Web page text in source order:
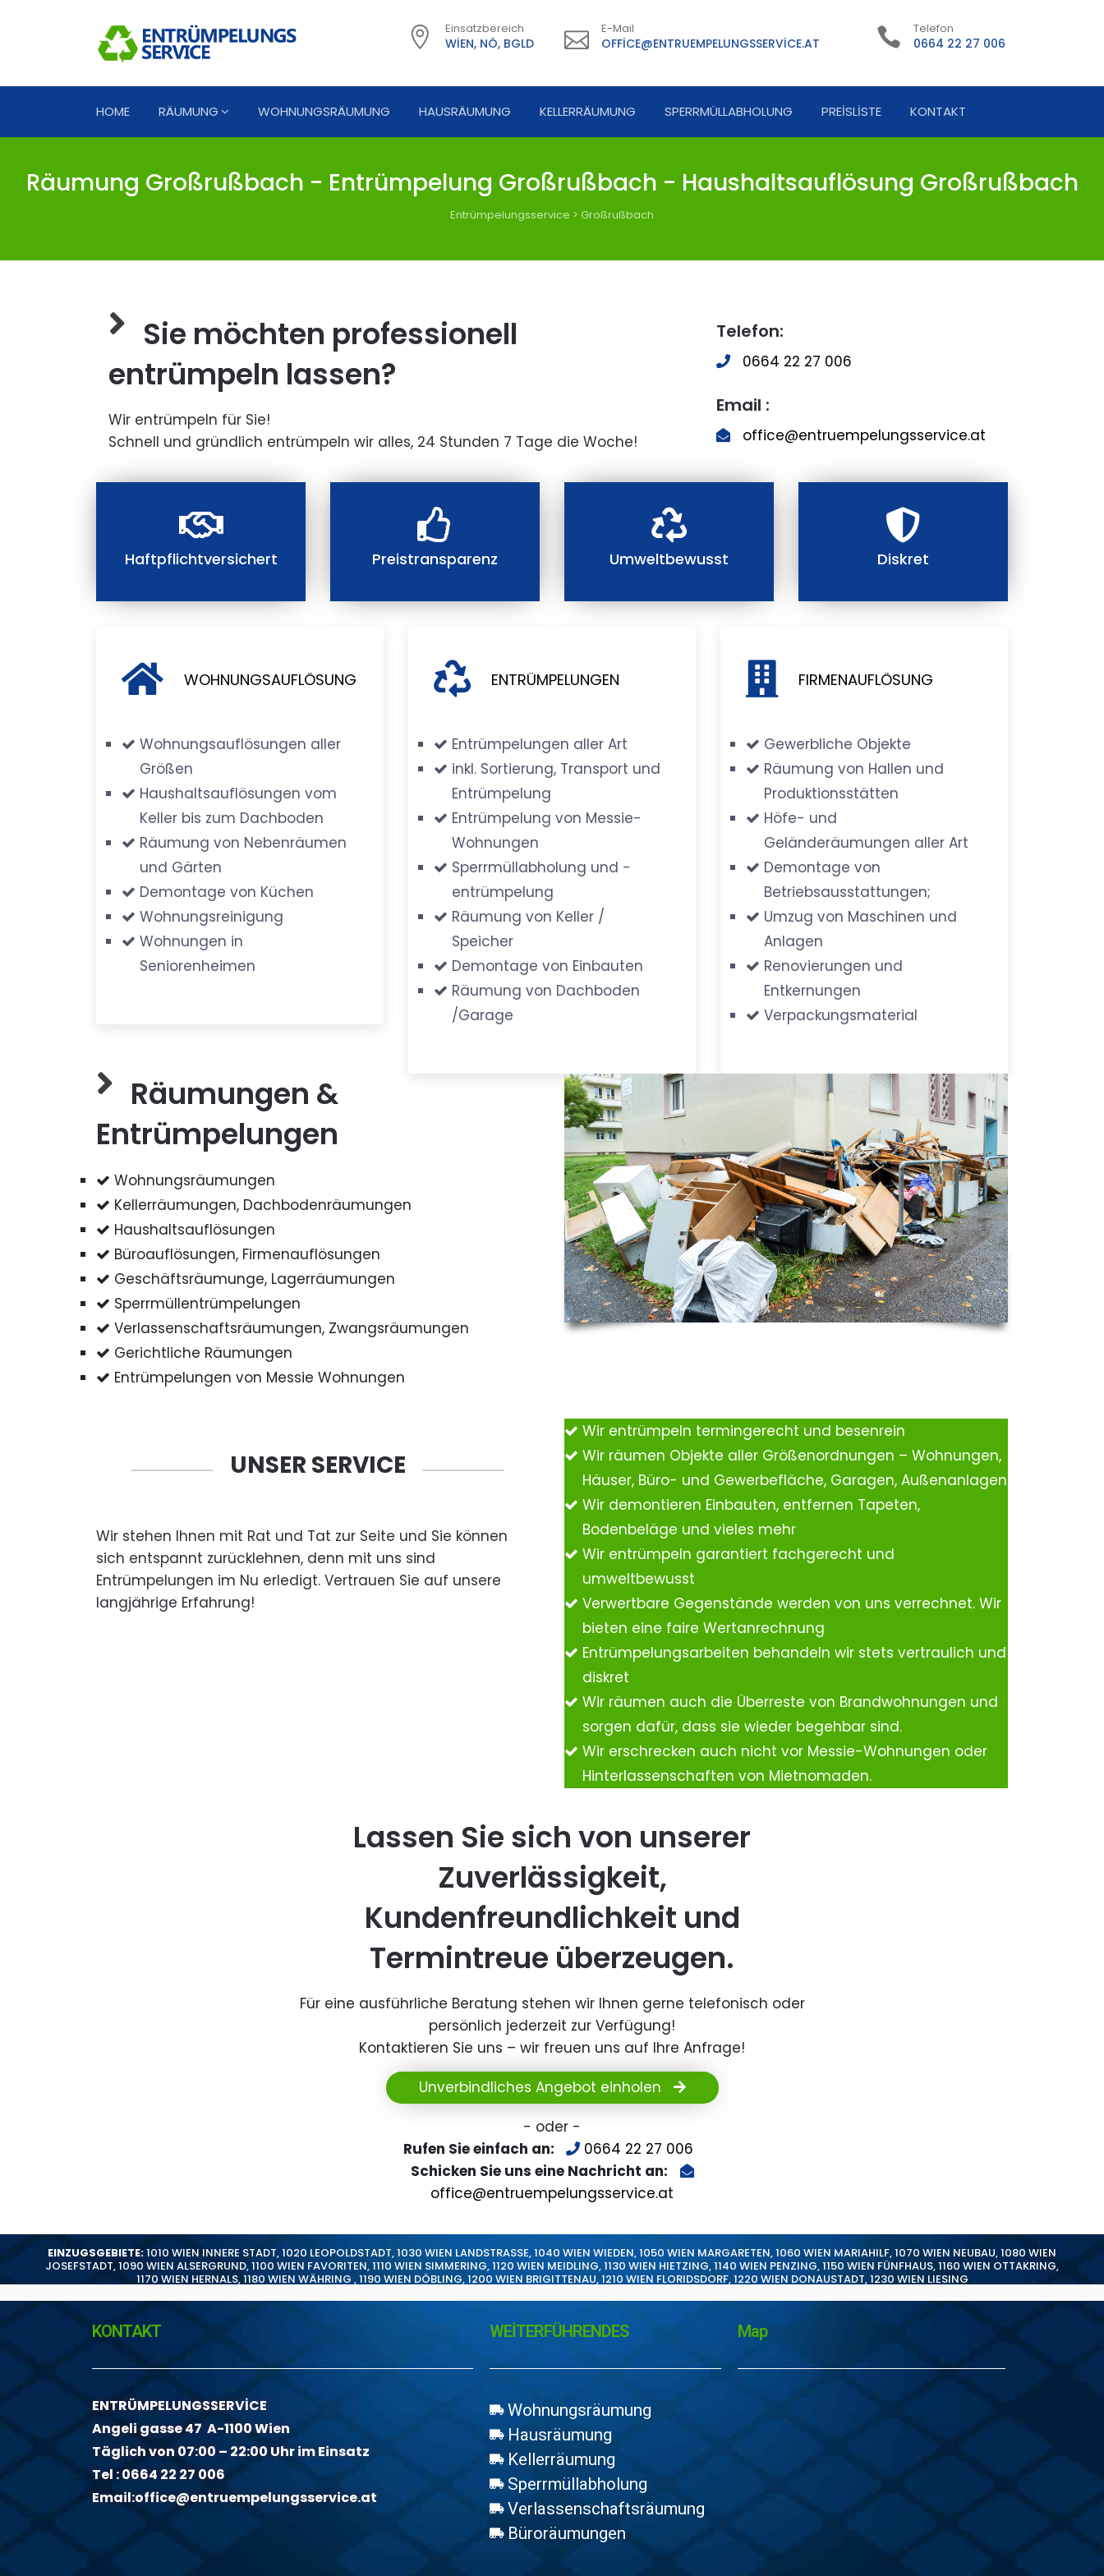
Einsatzbereich
WIEN, NÖ, BGLD
E-Mail
OFFICE@ENTRUEMPELUNGSSERVICE.AT
Telefon
0664 22 27 006
HOME RÄUMUNG WOHNUNGSRÄUMUNG HAUSRÄUMUNG KELLERRÄUMUNG SPERRMÜLLABHOLUNG PREISLISTE KONTAKT
Räumung Großrußbach - Entrümpelung Großrußbach - Haushaltsauflösung Großrußbach
Entrümpelungsservice > Großrußbach
Sie möchten professionell
entrümpeln lassen?
Wir entrümpeln für Sie!
Schnell und gründlich entrümpeln wir alles, 24 Stunden 7 Tage die Woche!
Telefon:
0664 22 27 006
Email :
office@entruempelungsservice.at
Haftpflichtversichert Preistransparenz Umweltbewusst Diskret
WOHNUNGSAUFLÖSUNG
Wohnungsauflösungen aller
Größen
Haushaltsauflösungen vom
Keller bis zum Dachboden
Räumung von Nebenräumen
und Gärten
Demontage von Küchen
Wohnungsreinigung
Wohnungen in
Seniorenheimen
ENTRÜMPELUNGEN
Entrümpelungen aller Art
inkl. Sortierung, Transport und
Entrümpelung
Entrümpelung von Messie-
Wohnungen
Sperrmüllabholung und -
entrümpelung
Räumung von Keller /
Speicher
Demontage von Einbauten
Räumung von Dachboden
/Garage
FIRMENAUFLÖSUNG
Gewerbliche Objekte
Räumung von Hallen und
Produktionsstätten
Höfe- und
Geländeräumungen aller Art
Demontage von
Betriebsausstattungen;
Umzug von Maschinen und
Anlagen
Renovierungen und
Entkernungen
Verpackungsmaterial
Räumungen &
Entrümpelungen
Wohnungsräumungen
Kellerräumungen, Dachbodenräumungen
Haushaltsauflösungen
Büroauflösungen, Firmenauflösungen
Geschäftsräumunge, Lagerräumungen
Sperrmüllentrümpelungen
Verlassenschaftsräumungen, Zwangsräumungen
Gerichtliche Räumungen
Entrümpelungen von Messie Wohnungen
UNSER SERVICE
Wir stehen Ihnen mit Rat und Tat zur Seite und Sie können
sich entspannt zurücklehnen, denn mit uns sind
Entrümpelungen im Nu erledigt. Vertrauen Sie auf unsere
langjährige Erfahrung!
Wir entrümpeln termingerecht und besenrein
Wir räumen Objekte aller Größenordnungen – Wohnungen,
Häuser, Büro- und Gewerbefläche, Garagen, Außenanlagen
Wir demontieren Einbauten, entfernen Tapeten,
Bodenbeläge und vieles mehr
Wir entrümpeln garantiert fachgerecht und
umweltbewusst
Verwertbare Gegenstände werden von uns verrechnet. Wir
bieten eine faire Wertanrechnung
Entrümpelungsarbeiten behandeln wir stets vertraulich und
diskret
Wir räumen auch die Überreste von Brandwohnungen und
sorgen dafür, dass sie wieder begehbar sind.
Wir erschrecken auch nicht vor Messie-Wohnungen oder
Hinterlassenschaften von Mietnomaden.
Lassen Sie sich von unserer
Zuverlässigkeit,
Kundenfreundlichkeit und
Termintreue überzeugen.
Für eine ausführliche Beratung stehen wir Ihnen gerne telefonisch oder
persönlich jederzeit zur Verfügung!
Kontaktieren Sie uns – wir freuen uns auf Ihre Anfrage!
Unverbindliches Angebot einholen
- oder -
Rufen Sie einfach an:
0664 22 27 006
Schicken Sie uns eine Nachricht an:
office@entruempelungsservice.at
EINZUGSGEBIETE:1010 WIEN INNERE STADT,1020 LEOPOLDSTADT,1030 WIEN LANDSTRASSE,1040 WIEN WIEDEN,1050 WIEN MARGARETEN,1060 WIEN MARIAHILF,1070 WIEN NEUBAU,1080 WIEN
JOSEFSTADT,1090 WIEN ALSERGRUND,1100 WIEN FAVORITEN,1110 WIEN SIMMERING,1120 WIEN MEIDLING,1130 WIEN HIETZING,1140 WIEN PENZING,1150 WIEN FÜNFHAUS,1160 WIEN OTTAKRING,
1170 WIEN HERNALS,1180 WIEN WÄHRING ,1190 WIEN DÖBLING,1200 WIEN BRIGITTENAU,1210 WIEN FLORIDSDORF,1220 WIEN DONAUSTADT,1230 WIEN LIESING
KONTAKT
ENTRÜMPELUNGSSERVİCE
Angeli gasse 47 A-1100 Wien
Täglich von 07:00 – 22:00 Uhr im Einsatz
Tel :0664 22 27 006
Email:office@entruempelungsservice.at
WEİTERFÜHRENDES
Wohnungsräumung
Hausräumung
Kellerräumung
Sperrmüllabholung
Verlassenschaftsräumung
Büroräumungen
Map